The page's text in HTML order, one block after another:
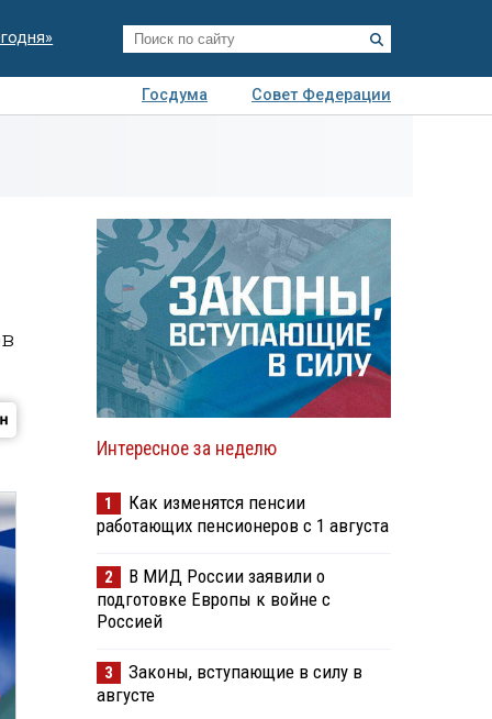
Госдума
Совет Федерации
Интересное за неделю
1
Как изменятся пенсии
работающих пенсионеров с 1 августа
2
В МИД России заявили о
подготовке Европы к войне с
Россией
3
Законы, вступающие в силу в
августе